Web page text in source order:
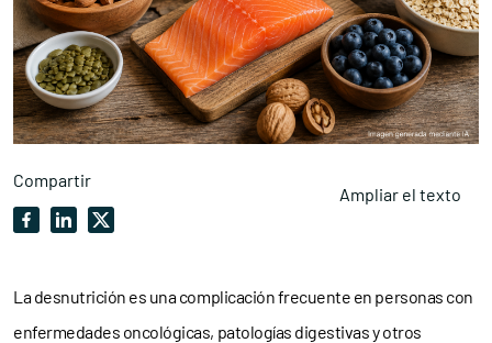
Compartir
Ampliar el texto
La desnutrición es una complicación frecuente en personas con
enfermedades oncológicas, patologías digestivas y otros